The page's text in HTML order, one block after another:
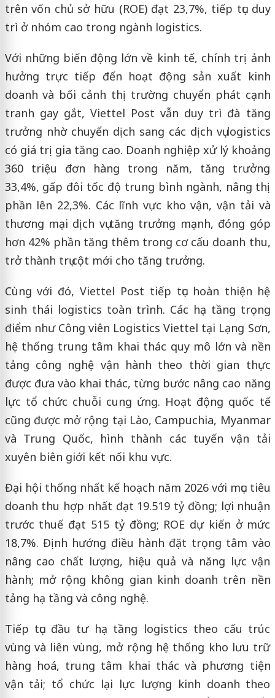
trên vốn chủ sở hữu (ROE) đạt 23,7%, tiếp tục duy
trì ở nhóm cao trong ngành logistics.
Với những biến động lớn về kinh tế, chính trị ảnh
hưởng trực tiếp đến hoạt động sản xuất kinh
doanh và bối cảnh thị trường chuyển phát cạnh
tranh gay gắt, Viettel Post vẫn duy trì đà tăng
trưởng nhờ chuyển dịch sang các dịch vụ logistics
có giá trị gia tăng cao. Doanh nghiệp xử lý khoảng
360 triệu đơn hàng trong năm, tăng trưởng
33,4%, gấp đôi tốc độ trung bình ngành, nâng thị
phần lên 22,3%. Các lĩnh vực kho vận, vận tải và
thương mại dịch vụ tăng trưởng mạnh, đóng góp
hơn 42% phần tăng thêm trong cơ cấu doanh thu,
trở thành trụ cột mới cho tăng trưởng.
Cùng với đó, Viettel Post tiếp tục hoàn thiện hệ
sinh thái logistics toàn trình. Các hạ tầng trọng
điểm như Công viên Logistics Viettel tại Lạng Sơn,
hệ thống trung tâm khai thác quy mô lớn và nền
tảng công nghệ vận hành theo thời gian thực
được đưa vào khai thác, từng bước nâng cao năng
lực tổ chức chuỗi cung ứng. Hoạt động quốc tế
cũng được mở rộng tại Lào, Campuchia, Myanmar
và Trung Quốc, hình thành các tuyến vận tải
xuyên biên giới kết nối khu vực.
Đại hội thống nhất kế hoạch năm 2026 với mục tiêu
doanh thu hợp nhất đạt 19.519 tỷ đồng; lợi nhuận
trước thuế đạt 515 tỷ đồng; ROE dự kiến ở mức
18,7%. Định hướng điều hành đặt trọng tâm vào
nâng cao chất lượng, hiệu quả và năng lực vận
hành; mở rộng không gian kinh doanh trên nền
tảng hạ tầng và công nghệ.
Tiếp tục đầu tư hạ tầng logistics theo cấu trúc
vùng và liên vùng, mở rộng hệ thống kho lưu trữ
hàng hoá, trung tâm khai thác và phương tiện
vận tải; tổ chức lại lực lượng kinh doanh theo